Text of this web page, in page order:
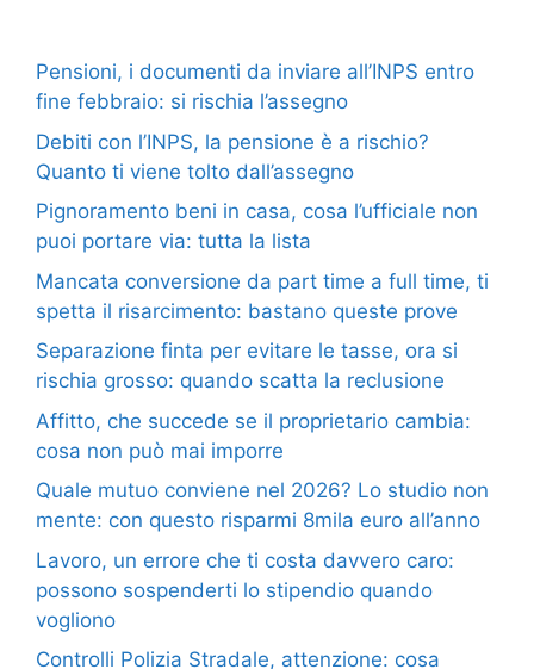
Pensioni, i documenti da inviare all’INPS entro
fine febbraio: si rischia l’assegno
Debiti con l’INPS, la pensione è a rischio?
Quanto ti viene tolto dall’assegno
Pignoramento beni in casa, cosa l’ufficiale non
puoi portare via: tutta la lista
Mancata conversione da part time a full time, ti
spetta il risarcimento: bastano queste prove
Separazione finta per evitare le tasse, ora si
rischia grosso: quando scatta la reclusione
Affitto, che succede se il proprietario cambia:
cosa non può mai imporre
Quale mutuo conviene nel 2026? Lo studio non
mente: con questo risparmi 8mila euro all’anno
Lavoro, un errore che ti costa davvero caro:
possono sospenderti lo stipendio quando
vogliono
Controlli Polizia Stradale, attenzione: cosa